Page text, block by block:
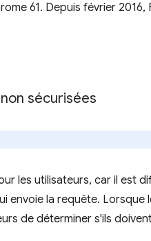
61. Depuis février 2016,
sécurisées
les utilisateurs, car il est
envoie la requête. Lorsque
de déterminer s'ils